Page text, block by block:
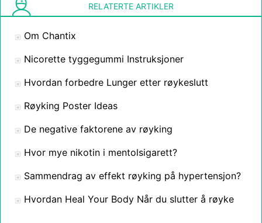
RELATERTE ARTIKLER
Om Chantix
Nicorette tyggegummi Instruksjoner
Hvordan forbedre Lunger etter røykeslutt
Røyking Poster Ideas
De negative faktorene av røyking
Hvor mye nikotin i mentolsigarett?
Sammendrag av effekt røyking på hypertensjon?
Hvordan Heal Your Body Når du slutter å røyke